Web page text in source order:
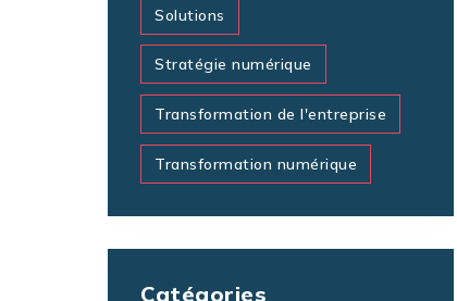
Solutions
Stratégie numérique
Transformation de l'entreprise
Transformation numérique
Catégories